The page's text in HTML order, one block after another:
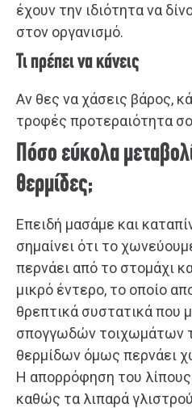
έχουν την ιδιότητα να
στον οργανισμό.
Τι πρέπει να κάνεις
Αν θες να χάσεις βάρος,
τροφές προτεραιότητα
Πόσο εύκολα
θερμίδες;
Επειδή μασάμε και
σημαίνει ότι το
περνάει από το στομάχι
μικρό έντερο, το οποίο
θρεπτικά συστατικά που
σπογγωδών τοιχωμάτων
θερμίδων όμως περνάει
Η απορρόφηση του λίπους
καθώς τα λιπαρά